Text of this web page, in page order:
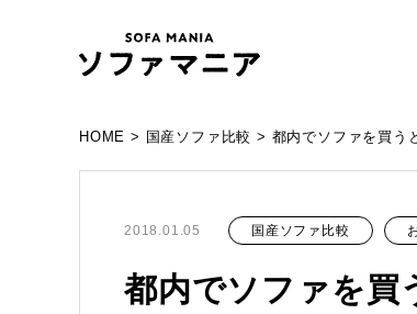
HOME > 国産ソファ比較 > 都内でソファを買う
2018.01.05 国産ソファ比較
都内でソファを買